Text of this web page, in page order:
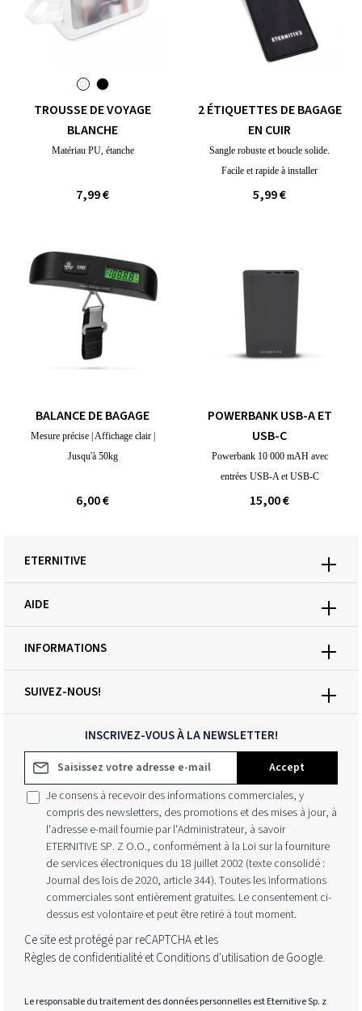
TROUSSE DE VOYAGE
BLANCHE
Matériau PU, étanche
7,99 €
2 ÉTIQUETTES DE BAGAGE
EN CUIR
Sangle robuste et boucle solide.
Facile et rapide à installer
5,99 €
BALANCE DE BAGAGE
Mesure précise | Affichage clair |
Jusqu'à 50kg
6,00 €
POWERBANK USB-A ET
USB-C
Powerbank 10 000 mAH avec
entrées USB-A et USB-C
15,00 €
INSCRIVEZ-VOUS À LA NEWSLETTER!
Adresse e-mail*
Accept
Je consens à recevoir des informations commerciales, y
compris des newsletters, des promotions et des mises à jour, à
l'adresse e-mail fournie par l'Administrateur, à savoir
ETERNITIVE SP. Z O.O., conformément à la Loi sur la fourniture
de services électroniques du 18 juillet 2002 (texte consolidé :
Journal des lois de 2020, article 344). Toutes les informations
commerciales sont entièrement gratuites. Le consentement ci-
dessus est volontaire et peut être retiré à tout moment.
Ce site est protégé par reCAPTCHA et les
Règles de confidentialitéetConditions d'utilisation de Google.
Le responsable du traitement des données personnelles est Eternitive Sp. z
SUIVEZ-NOUS!
ETERNITIVE
AIDE
INFORMATIONS